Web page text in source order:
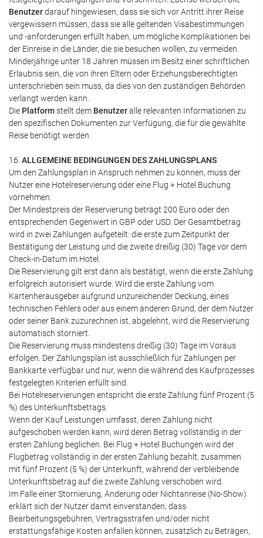
Benutzerdarauf hingewiesen, dass sie sich vor Antritt ihrer Reise
vergewissern müssen, dass sie alle geltenden Visabestimmungen
und -anforderungen erfüllt haben, um mögliche Komplikationen bei
der Einreise in die Länder, die sie besuchen wollen, zu vermeiden.
Minderjährige unter 18 Jahren müssen im Besitz einer schriftlichen
Erlaubnis sein, die von ihren Eltern oder Erziehungsberechtigten
unterschrieben sein muss, da dies von den zuständigen Behörden
verlangt werden kann.
Die Platformstellt dem Benutzeralle relevanten Informationen zu
den spezifischen Dokumenten zur Verfügung, die für die gewählte
Reise benötigt werden.
16. ALLGEMEINE BEDINGUNGEN DES ZAHLUNGSPLANS
Um den Zahlungsplan in Anspruch nehmen zu können, muss der
Nutzer eine Hotelreservierung oder eine Flug + Hotel Buchung
vornehmen.
Der Mindestpreis der Reservierung beträgt 200 Euro oder den
entsprechenden Gegenwert in GBP oder USD. Der Gesamtbetrag
wird in zwei Zahlungen aufgeteilt: die erste zum Zeitpunkt der
Bestätigung der Leistung und die zweite dreißig (30) Tage vor dem
Check-in-Datum im Hotel.
Die Reservierung gilt erst dann als bestätigt, wenn die erste Zahlung
erfolgreich autorisiert wurde. Wird die erste Zahlung vom
Kartenherausgeber aufgrund unzureichender Deckung, eines
technischen Fehlers oder aus einem anderen Grund, der dem Nutzer
oder seiner Bank zuzurechnen ist, abgelehnt, wird die Reservierung
automatisch storniert.
Die Reservierung muss mindestens dreißig (30) Tage im Voraus
erfolgen. Der Zahlungsplan ist ausschließlich für Zahlungen per
Bankkarte verfügbar und nur, wenn die während des Kaufprozesses
festgelegten Kriterien erfüllt sind.
Bei Hotelreservierungen entspricht die erste Zahlung fünf Prozent (5
%) des Unterkunftsbetrags.
Wenn der Kauf Leistungen umfasst, deren Zahlung nicht
aufgeschoben werden kann, wird deren Betrag vollständig in der
ersten Zahlung beglichen. Bei Flug + Hotel Buchungen wird der
Flugbetrag vollständig in der ersten Zahlung bezahlt, zusammen
mit fünf Prozent (5 %) der Unterkunft, während der verbleibende
Unterkunftsbetrag auf die zweite Zahlung verschoben wird.
Im Falle einer Stornierung, Änderung oder Nichtanreise (No-Show)
erklärt sich der Nutzer damit einverstanden, dass
Bearbeitungsgebühren, Vertragsstrafen und/oder nicht
erstattungsfähige Kosten anfallen können, zusätzlich zu Beträgen,